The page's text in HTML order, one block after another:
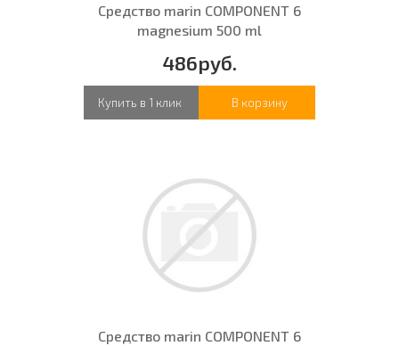
Средство marin COMPONENT 6
magnesium 500 ml
486руб.
Купить в 1 клик В корзину
Средство marin COMPONENT 6